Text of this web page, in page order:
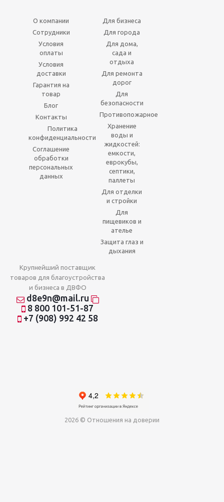
О компании
Сотрудники
Условия
оплаты
Условия
доставки
Гарантия на
товар
Блог
Контакты
Политика
конфиденциальности
Соглашение
обработки
персональных
данных
Для бизнеса
Для города
Для дома,
сада и
отдыха
Для ремонта
дорог
Для
безопасности
Противопожарное
Хранение
воды и
жидкостей:
емкости,
еврокубы,
септики,
паллеты
Для отделки
и стройки
Для
пищевиков и
ателье
Защита глаз и
дыхания
Крупнейший поставщик
товаров для благоустройства
и бизнеса в ДВФО
d8e9n@mail.ru
8 800 101-51-87
+7 (908) 992 42 58
2026 © Отношения на доверии